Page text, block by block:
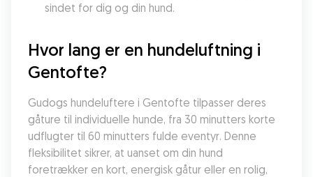
sindet for dig og din hund.
Hvor lang er en hundeluftning i
Gentofte?
Gudogs hundeluftere i Gentofte tilpasser deres
gåture til individuelle hunde, fra 30 minutters korte
udflugter til 60 minutters fulde eventyr. Denne
fleksibilitet sikrer, at uanset om din hund
foretrækker en kort, energisk gåtur eller en rolig,